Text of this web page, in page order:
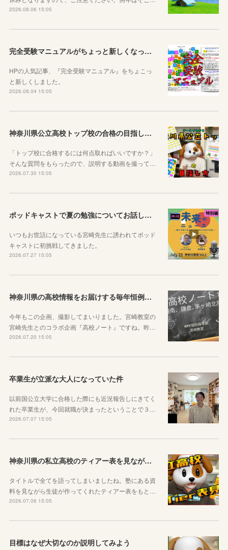
2026.08.06 15:05
完全受験マニュアルがちょっと新しくなったよ！
HPの人気記事、『完全受験マニュアル』をちょこっ
と新しくしました。
2026.08.04 15:05
神奈川県公立高校トップ校の合格の目指し方について動画をアップしました
「トップ校に合格するには何点取ればいいですか？」
そんな質問をもらったので、説明する動画を撮って…
2026.07.30 15:05
ポッドキャストで夏の勉強についてお話ししています！
いつもお世話になっている宮崎先生に誘われてポッド
キャストに初挑戦してきました。
2026.07.27 15:05
神奈川県の高校情報をお届けする毎年恒例のコラボ企画のお知らせ
今年もこの企画、撮影してまいりました。宮崎教室の
宮崎先生とのコラボ企画『高校ノート』ですね。昨…
2026.07.20 15:05
卒業生が立派な大人になっていた件
以前国公立大学に合格した際にも近況報告しにきてく
れた卒業生が、今回就職が決まったということで３…
2026.07.07 15:05
神奈川県の私立高校のティアー表を見ながら話す動画を作りました！
タイトルで全てを語ってしまいましたね。塾にある資
料を見ながら生徒が作ってくれたティアー表をもと…
2026.07.06 15:05
目標はなぜ大切なのか説明してみよう